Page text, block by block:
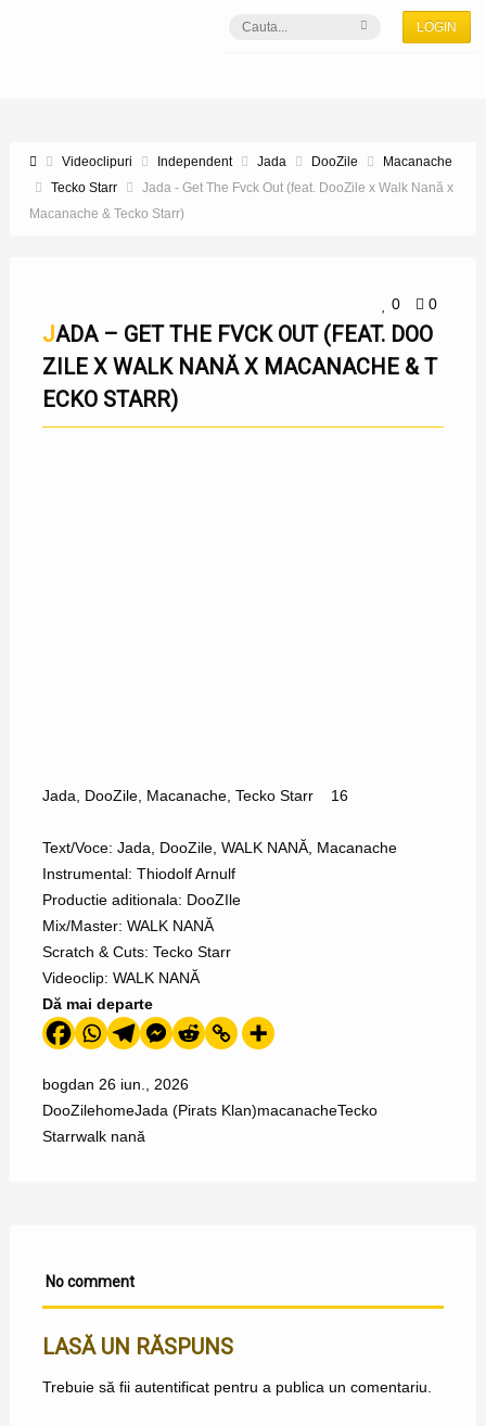
LOGIN
Videoclipuri Independent Jada DooZile
Macanache
Tecko Starr
Jada - Get The Fvck Out (feat. DooZile x Walk Nană x
Macanache & Tecko Starr)
0 0
JADA – GET THE FVCK OUT (FEAT. DOO
ZILE X WALK NANĂ X MACANACHE & T
ECKO STARR)
Jada DooZile, Macanache, Tecko Starr 16
Text/Voce: Jada, DooZile, WALK NANĂ, Macanache
Instrumental: Thiodolf Arnulf
Productie aditionala: DooZIle
Mix/Master: WALK NANĂ
Scratch & Cuts: Tecko Starr
Videoclip: WALK NANĂ
Dă mai departe
bogdan 26 iun., 2026
DooZilehomeJada (Pirats Klan)macanacheTecko
Starrwalk nană
No comment
LASĂ UN RĂSPUNS
Trebuie să fii autentificatpentru a publica un comentariu.